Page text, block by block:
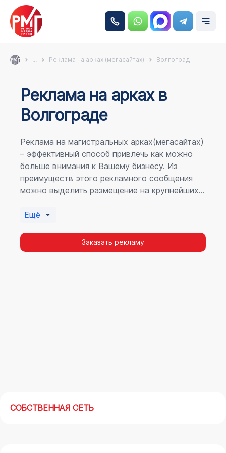
... Реклама на арках (мегасайтах) Волгоград
Реклама на аркаx в
Волгограде
Реклама на магистральных арках(мегасайтах)
– эффективный способ привлечь как можно
больше внимания к Вашему бизнесу. Из
преимуществ этого рекламного сообщения
можно выделить размещение на крупнейших
пешеходному потоку расположение в прямой
повторных контактов.
Ещё
Заказать рекламу
СОБСТВЕННАЯ СЕТЬ